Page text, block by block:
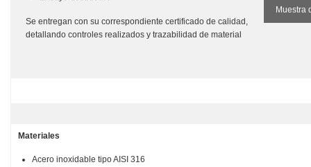
Se entregan con su correspondiente certificado de calidad,
detallando controles realizados y trazabilidad de material
Muestra
Materiales
Acero inoxidable tipo AISI 316